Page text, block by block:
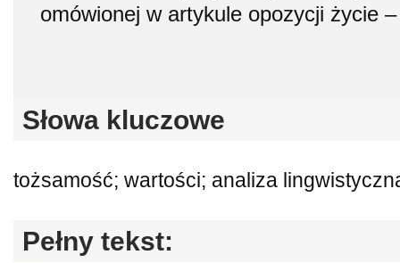
omówionej w artykule opozycji życie
Słowa kluczowe
tożsamość; wartości; analiza
Pełny tekst: